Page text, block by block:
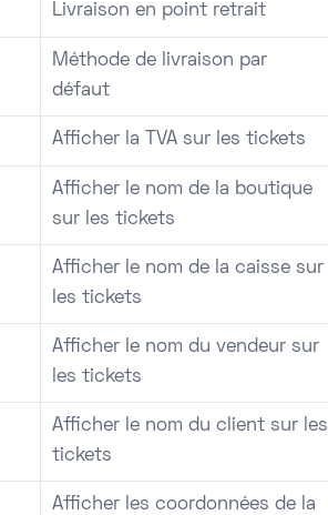
Livraison en point retrait
Méthode de livraison par
défaut
Afficher la TVA sur les tickets
Afficher le nom de la boutique
sur les tickets
Afficher le nom de la caisse sur
les tickets
Afficher le nom du vendeur sur
les tickets
Afficher le nom du client sur les
tickets
Afficher les coordonnées de la